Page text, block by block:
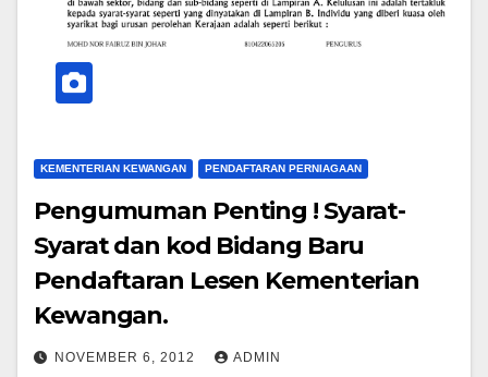
KEMENTERIAN KEWANGAN PENDAFTARAN PERNIAGAAN
Pengumuman Penting ! Syarat-
Syarat dan kod Bidang Baru
Pendaftaran Lesen Kementerian
Kewangan.
NOVEMBER 6, 2012 ADMIN